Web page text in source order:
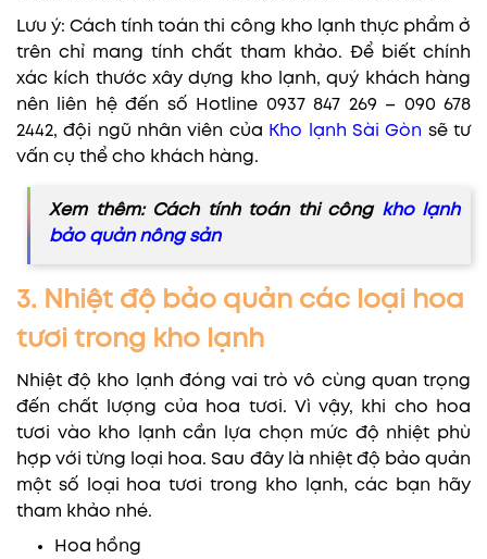
Lưu ý: Cách tính toán thi công kho lạnh thực phẩm ở
trên chỉ mang tính chất tham khảo. Để biết chính
xác kích thước xây dựng kho lạnh, quý khách hàng
nên liên hệ đến số Hotline 0937 847 269 – 090 678
2442, đội ngũ nhân viên của Kho lạnh Sài Gòn sẽ tư
vấn cụ thể cho khách hàng.
Xem thêm: Cách tính toán thi công kho lạnh
bảo quản nông sản
3. Nhiệt độ bảo quản các loại hoa
tươi trong kho lạnh
Nhiệt độ kho lạnh đóng vai trò vô cùng quan trọng
đến chất lượng của hoa tươi. Vì vậy, khi cho hoa
tươi vào kho lạnh cần lựa chọn mức độ nhiệt phù
hợp với từng loại hoa. Sau đây là nhiệt độ bảo quản
một số loại hoa tươi trong kho lạnh, các bạn hãy
tham khảo nhé.
Hoa hồng